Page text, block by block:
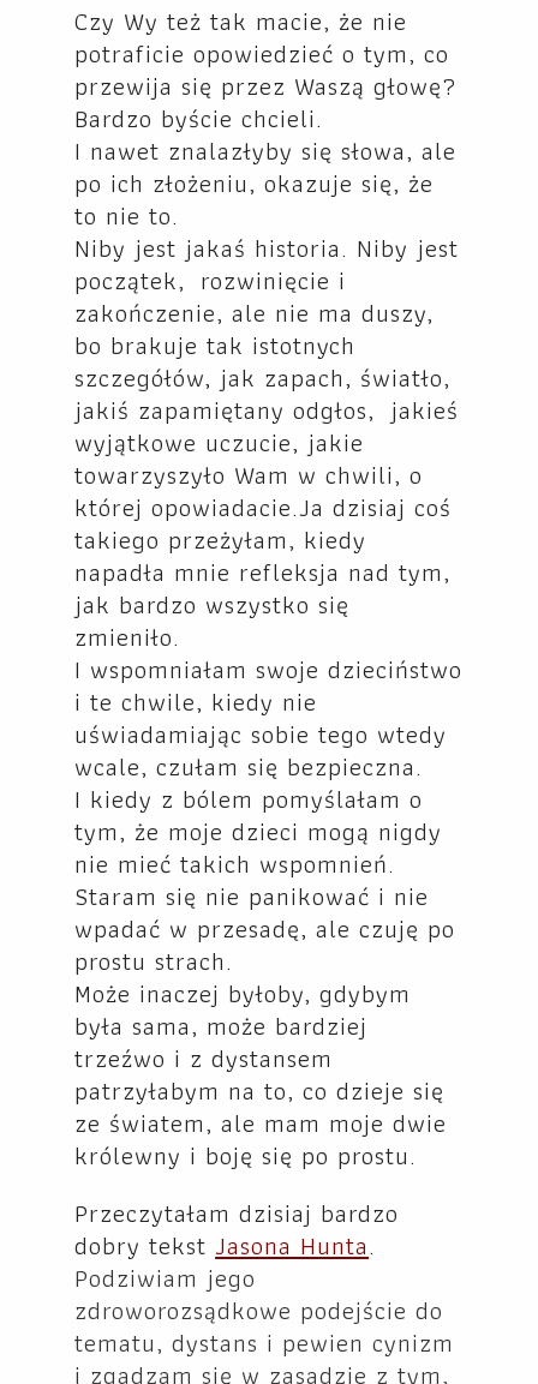
Czy Wy też tak macie, że nie
potraficie opowiedzieć o tym, co
przewija się przez Waszą głowę?
Bardzo byście chcieli.
I nawet znalazłyby się słowa, ale
po ich złożeniu, okazuje się, że
to nie to.
Niby jest jakaś historia. Niby jest
początek, rozwinięcie i
zakończenie, ale nie ma duszy,
bo brakuje tak istotnych
szczegółów, jak zapach, światło,
jakiś zapamiętany odgłos, jakieś
wyjątkowe uczucie, jakie
towarzyszyło Wam w chwili, o
której opowiadacie.Ja dzisiaj coś
takiego przeżyłam, kiedy
napadła mnie refleksja nad tym,
jak bardzo wszystko się
zmieniło.
I wspomniałam swoje dzieciństwo
i te chwile, kiedy nie
uświadamiając sobie tego wtedy
wcale, czułam się bezpieczna.
I kiedy z bólem pomyślałam o
tym, że moje dzieci mogą nigdy
nie mieć takich wspomnień.
Staram się nie panikować i nie
wpadać w przesadę, ale czuję po
prostu strach.
Może inaczej byłoby, gdybym
była sama, może bardziej
trzeźwo i z dystansem
patrzyłabym na to, co dzieje się
ze światem, ale mam moje dwie
królewny i boję się po prostu.
Przeczytałam dzisiaj bardzo
dobry tekstJasona Hunta.
Podziwiam jego
zdroworozsądkowe podejście do
tematu, dystans i pewien cynizm
i zgadzam się w zasadzie z tym,